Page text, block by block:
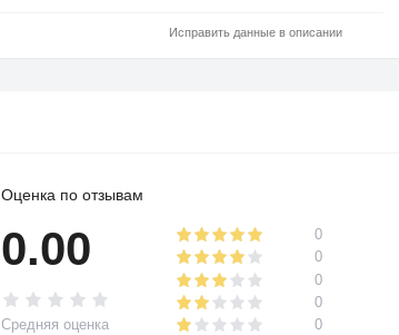
Исправить данные в описании
Оценка по отзывам
0.00
Средняя оценка
0
0
0
0
0